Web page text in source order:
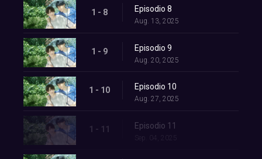
1 - 8 Episodio 8
Aug. 13, 2025
1 - 9 Episodio 9
Aug. 20, 2025
1 - 10 Episodio 10
Aug. 27, 2025
1 - 11 Episodio 11
Sep. 04, 2025